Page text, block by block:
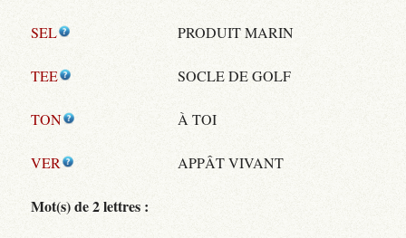
SEL PRODUIT MARIN
TEE SOCLE DE GOLF
TON À TOI
VER APPÂT VIVANT
Mot(s) de 2 lettres :